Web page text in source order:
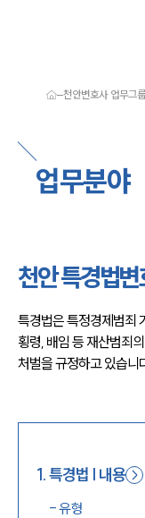
서울·대전·천안변호사
천안형사전문변호사
천안이혼전문변호사
천안학교폭력변호사
천안변호사 주요 업무사
천안 분사무소 오시는 길
채용정보
천안변호사 업무그룹
업무분야
천안 특경법
특경법은 특정경제범죄
횡령, 배임 등 재산범죄
처벌을 규정하고 있습니
1.특경법 | 내용
-유형